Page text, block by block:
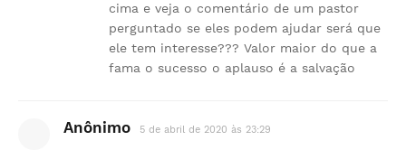
cima e veja o comentário de um pastor
perguntado se eles podem ajudar será que
ele tem interesse??? Valor maior do que a
fama o sucesso o aplauso é a salvação
Anônimo 5 de abril de 2020 às 23:29